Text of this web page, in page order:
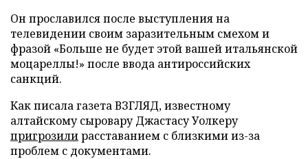
Он прославился после выступления на
телевидении своим заразительным смехом и
фразой «Больше не будет этой вашей итальянской
моцареллы!» после ввода антироссийских
санкций.
Как писала газета ВЗГЛЯД, известному
алтайскому сыровару Джастасу Уолкеру
пригрозилирасставанием с близкими из-за
проблем с документами.